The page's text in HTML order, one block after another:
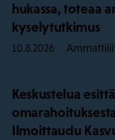
hukassa, toteaa
kyselytutkimus
10.8.2026
Keskustelua
Ilmoittaudu